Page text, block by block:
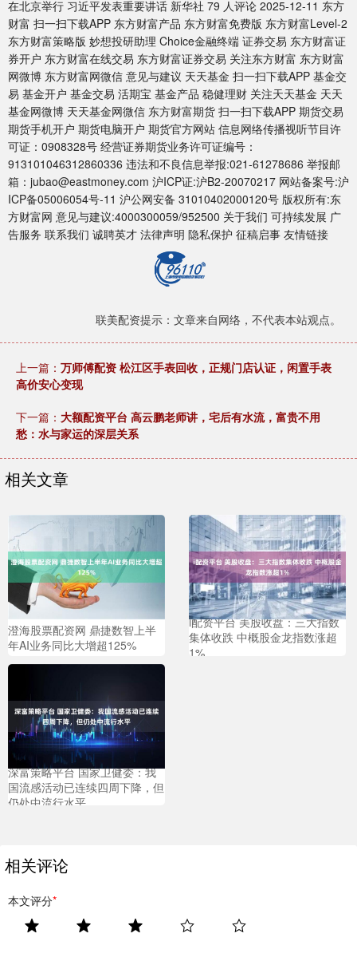
在北京举行 习近平发表重要讲话 新华社 79 人评论 2025-12-11 东方
财富 扫一扫下载APP 东方财富产品 东方财富免费版 东方财富Level-2
东方财富策略版 妙想投研助理 Choice金融终端 证券交易 东方财富证
券开户 东方财富在线交易 东方财富证券交易 关注东方财富 东方财富
网微博 东方财富网微信 意见与建议 天天基金 扫一扫下载APP 基金交
易 基金开户 基金交易 活期宝 基金产品 稳健理财 关注天天基金 天天
基金网微博 天天基金网微信 东方财富期货 扫一扫下载APP 期货交易
期货手机开户 期货电脑开户 期货官方网站 信息网络传播视听节目许
可证：0908328号 经营证券期货业务许可证编号：
913101046312860336 违法和不良信息举报:021-61278686 举报邮
箱：jubao@eastmoney.com 沪ICP证:沪B2-20070217 网站备案号:沪
ICP备05006054号-11 沪公网安备 31010402000120号 版权所有:东
方财富网 意见与建议:4000300059/952500 关于我们 可持续发展 广
告服务 联系我们 诚聘英才 法律声明 隐私保护 征稿启事 友情链接
联美配资提示：文章来自网络，不代表本站观点。
上一篇： 万师傅配资 松江区手表回收，正规门店认证，闲置手表
高价安心变现
下一篇： 大额配资平台 高云鹏老师讲，宅后有水流，富贵不用
愁：水与家运的深层关系
相关文章
澄海股票配资网 鼎捷数智上半
年AI业务同比大增超125%
i配资平台 美股收盘：三大指数
集体收跌 中概股金龙指数涨超
1%
深富策略平台 国家卫健委：我
国流感活动已连续四周下降，但
仍处中流行水平
相关评论
本文评分*